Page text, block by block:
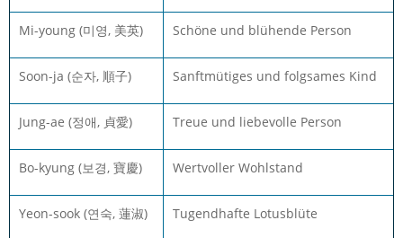
Mi-young (미영, 美英) Schöne und blühende Person
Soon-ja (순자, 順子) Sanftmütiges und folgsames Kind
Jung-ae (정애, 貞愛) Treue und liebevolle Person
Bo-kyung (보경, 寶慶) Wertvoller Wohlstand
Yeon-sook (연숙, 蓮淑) Tugendhafte Lotusblüte